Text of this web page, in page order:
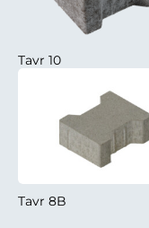
Tavr 10
Tavr 8B